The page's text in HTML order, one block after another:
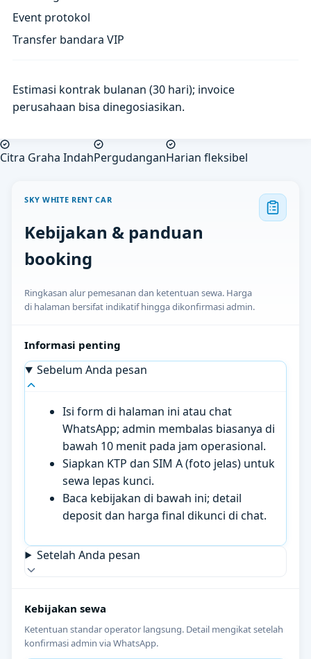
Event protokol
Transfer bandara VIP
Estimasi kontrak bulanan (30 hari); invoice
perusahaan bisa dinegosiasikan.
Citra Graha IndahPergudanganHarian fleksibel
SKY WHITE RENT CAR
Kebijakan & panduan
booking
Ringkasan alur pemesanan dan ketentuan sewa. Harga
di halaman bersifat indikatif hingga dikonfirmasi admin.
Informasi penting
Sebelum Anda pesan
Isi form di halaman ini atau chat
WhatsApp; admin membalas biasanya di
bawah 10 menit pada jam operasional.
Siapkan KTP dan SIM A (foto jelas) untuk
sewa lepas kunci.
Baca kebijakan di bawah ini; detail
deposit dan harga final dikunci di chat.
Setelah Anda pesan
Kebijakan sewa
Ketentuan standar operator langsung. Detail mengikat setelah
konfirmasi admin via WhatsApp.